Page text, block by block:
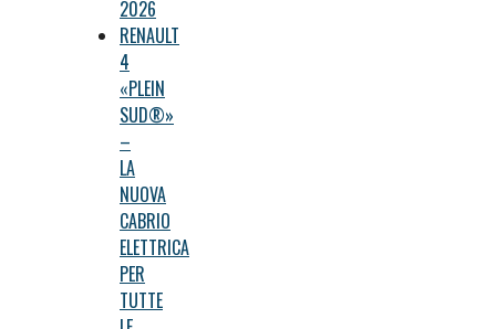
2026
RENAULT
4
«PLEIN
SUD®»
–
LA
NUOVA
CABRIO
ELETTRICA
PER
TUTTE